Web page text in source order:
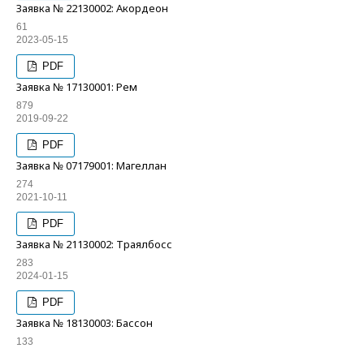
Заявка № 22130002: Акордеон
61
2023-05-15
PDF
Заявка № 17130001: Рем
879
2019-09-22
PDF
Заявка № 07179001: Магеллан
274
2021-10-11
PDF
Заявка № 21130002: Траялбосс
283
2024-01-15
PDF
Заявка № 18130003: Бассон
133